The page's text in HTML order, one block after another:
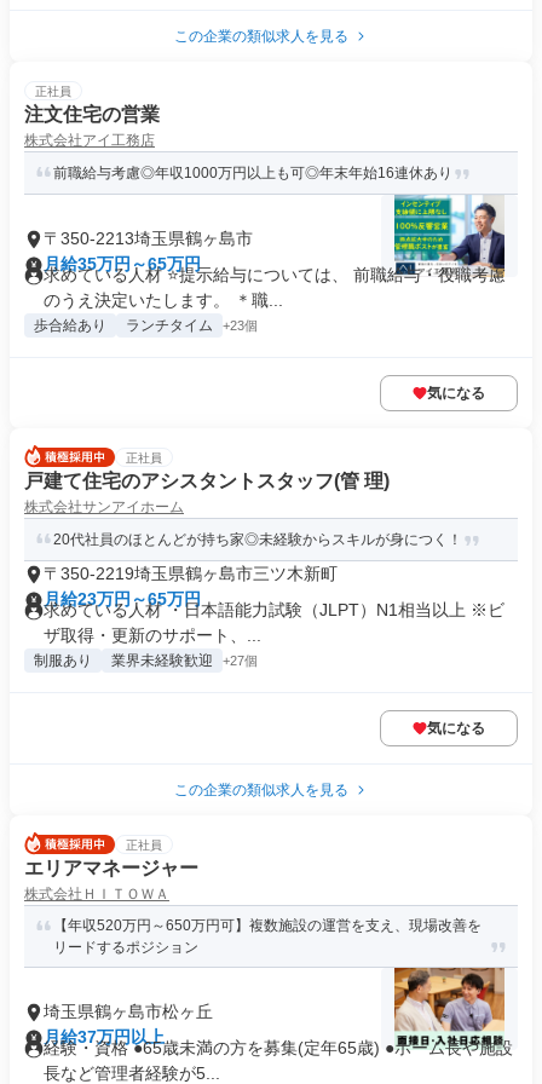
この企業の類似求人を見る
正社員
注文住宅の営業
株式会社アイ工務店
前職給与考慮◎年収1000万円以上も可◎年末年始16連休あり
〒350-2213埼玉県鶴ヶ島市
月給35万円～65万円
求めている人材 ⭐提示給与については、 前職給与・役職考慮
のうえ決定いたします。 ＊職...
歩合給あり ランチタイム +23個
気になる
正社員
戸建て住宅のアシスタントスタッフ(管 理)
株式会社サンアイホーム
20代社員のほとんどが持ち家◎未経験からスキルが身につく！
〒350-2219埼玉県鶴ヶ島市三ツ木新町
月給23万円～65万円
求めている人材 ・日本語能力試験（JLPT）N1相当以上 ※ビ
ザ取得・更新のサポート、...
制服あり 業界未経験歓迎 +27個
気になる
この企業の類似求人を見る
正社員
エリアマネージャー
株式会社ＨＩＴＯＷＡ
【年収520万円～650万円可】複数施設の運営を支え、現場改善を
リードするポジション
埼玉県鶴ヶ島市松ヶ丘
月給37万円以上
経験・資格 ●65歳未満の方を募集(定年65歳) ●ホーム長や施設
長など管理者経験が5...